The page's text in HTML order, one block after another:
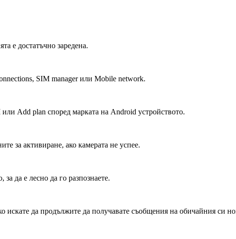
е достатъчно заредена.
SIM manager или Mobile network.
Add plan според марката на Android устройството.
за активиране, ако камерата не успее.
да е лесно да го разпознаете.
искате да продължите да получавате съобщения на обичайния си